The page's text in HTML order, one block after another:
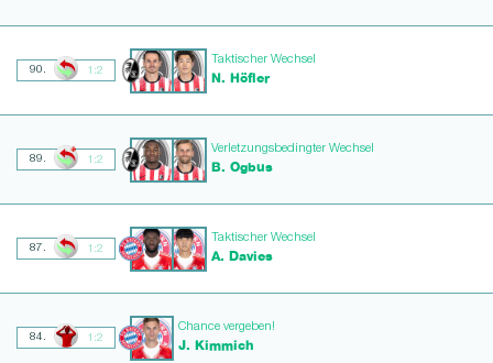
90. 1:2
Taktischer Wechsel
N. Höfler
89. 1:2
Verletzungsbedingter Wechsel
B. Ogbus
87. 1:2
Taktischer Wechsel
A. Davies
84. 1:2
Chance vergeben!
J. Kimmich